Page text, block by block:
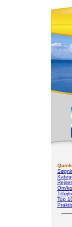
Om/
Tilføj/
Top